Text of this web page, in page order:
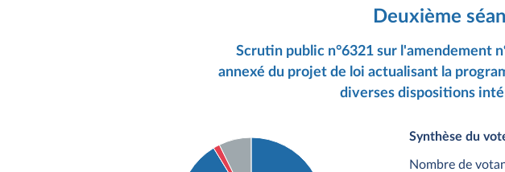
Deuxième
Scrutin public n°6321 sur l'amendement
annexé du projet de loi actualisant la
diverses dispositions
Synthèse du
Nombre de